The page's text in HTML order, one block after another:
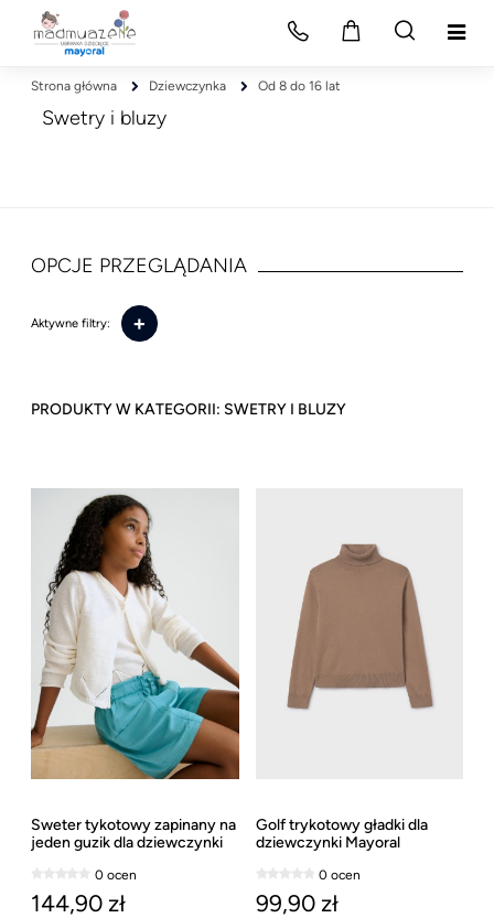
Strona główna Dziewczynka Od 8 do 16 lat
Swetry i bluzy
OPCJE PRZEGLĄDANIA
Aktywne filtry: +
SWETRY I BLUZY
Sweter tykotowy zapinany na
jeden guzik dla dziewczynki
0 ocen
144,90 zł
Golf trykotowy gładki dla
dziewczynki Mayoral
0 ocen
99,90 zł